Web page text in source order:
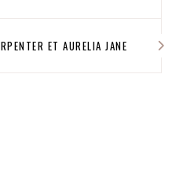
ET AURELIA JANE